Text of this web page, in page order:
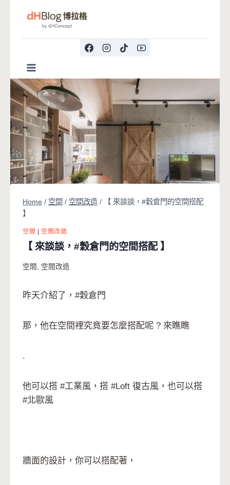
Home / 空間 / 空間改造 /
【 來談談，#穀倉門的空間搭配
】
空間 空間改造
【 來談談，#穀倉門的空間搭配 】
空間 空間改造
昨天介紹了，#穀倉門
那，他在空間裡究竟要怎麼搭配呢 ? 來瞧瞧
.
他可以搭 #工業風，搭 #Loft 復古風，也可以搭
#北歐風
牆面的設計，你可以搭配著，